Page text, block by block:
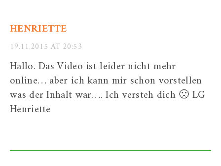
HENRIETTE
19.11.2015 AT 20:53
Hallo. Das Video ist leider nicht mehr
online… aber ich kann mir schon vorstellen
was der Inhalt war…. Ich versteh dich 🙁 LG
Henriette